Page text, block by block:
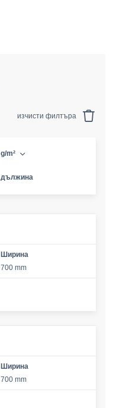
изчисти филтъра
g/m²
дължина
Ширина
700 mm
Ширина
700 mm